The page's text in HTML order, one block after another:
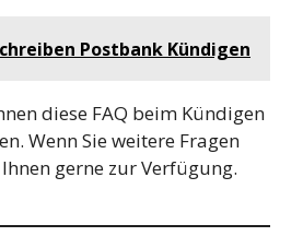
Postbank Kündigen
diese FAQ beim Kündigen
Wenn Sie weitere Fragen
gerne zur Verfügung.